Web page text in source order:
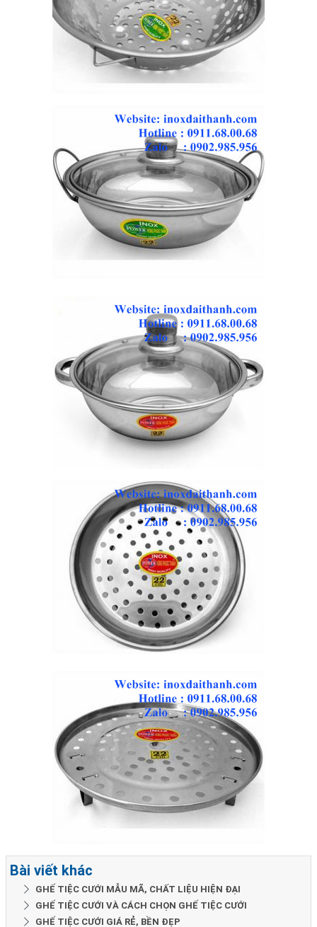
Bài viết khác
GHẾ TIỆC CƯỚI MẪU MÃ, CHẤT LIỆU HIỆN ĐẠI
GHẾ TIỆC CƯỚI VÀ CÁCH CHỌN GHẾ TIỆC CƯỚI
GHẾ TIỆC CƯỚI GIÁ RẺ, BỀN ĐẸP